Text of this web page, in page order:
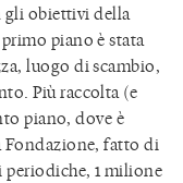
gli obiettivi della
piano è stata
luogo di scambio,
Più raccolta (e
piano, dove è
fatto di
1 milione